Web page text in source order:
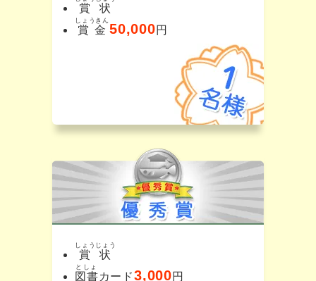
賞状
賞金
しょうきん
50,000円
賞状
しょうじょう
図書
としょ
カード3,000円